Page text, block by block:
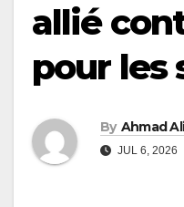
allié
pour les
By Ahmad
JUL 6, 2026